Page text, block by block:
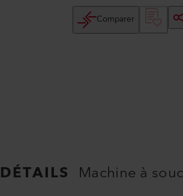
Comparer
DÉTAILS Machine à